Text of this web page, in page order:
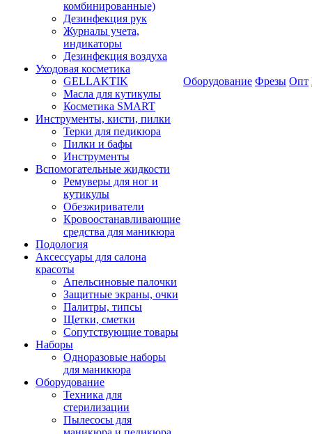
комбинированные)
Дезинфекция рук
Журналы учета,
индикаторы
Дезинфекция воздуха
Уходовая косметика
GELLAKTIK
Масла для кутикулы
Косметика SMART
Инструменты, кисти, пилки
Терки для педикюра
Пилки и бафы
Инструменты
Вспомогательные жидкости
Ремуверы для ног и
кутикулы
Обезжириватели
Кровоостанавливающие
средства для маникюра
Подология
Аксессуары для салона
красоты
Апельсиновые палочки
Защитные экраны, очки
Палитры, типсы
Щетки, сметки
Сопутствующие товары
Наборы
Одноразовые наборы
для маникюра
Оборудование
Техника для
стерилизации
Пылесосы для
Оборудование Фрезы Опт